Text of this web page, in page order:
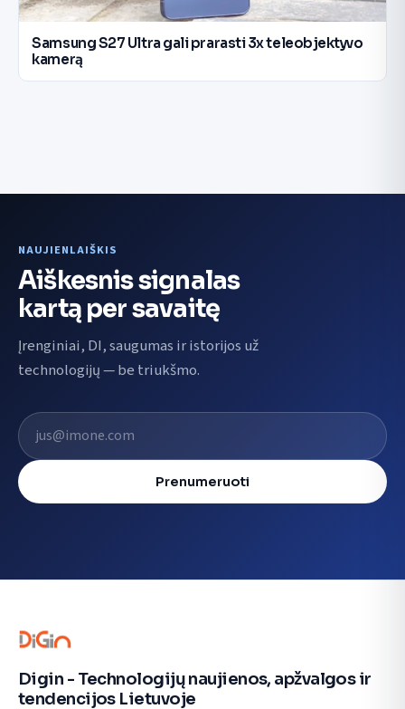
Samsung S27 Ultra gali prarasti 3x teleobjektyvo
kamerą
NAUJIENLAIŠKIS
Aiškesnis signalas
kartą per savaitę
Įrenginiai, DI, saugumas ir istorijos už
technologijų — be triukšmo.
El. pašto adresas
Prenumeruoti
Digin - Technologijų naujienos, apžvalgos ir
tendencijos Lietuvoje